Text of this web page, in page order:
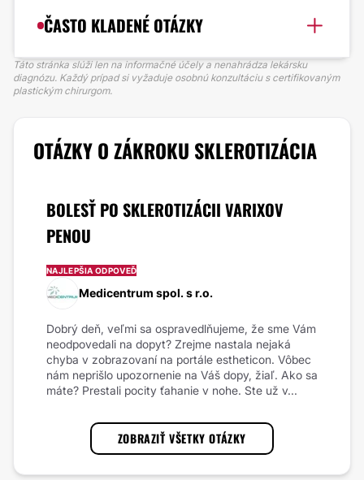
ČASTO KLADENÉ OTÁZKY
Táto stránka slúži len na informačné účely a nenahrádza lekársku
diagnózu. Každý prípad si vyžaduje osobnú konzultáciu s certifikovaným
plastickým chirurgom.
OTÁZKY O ZÁKROKU SKLEROTIZÁCIA
BOLESŤ PO SKLEROTIZÁCII VARIXOV
PENOU
NAJLEPŠIA ODPOVEĎ
Medicentrum spol. s r.o.
Dobrý deň, veľmi sa ospravedlňujeme, že sme Vám
neodpovedali na dopyt? Zrejme nastala nejaká
chyba v zobrazovaní na portále estheticon. Vôbec
nám neprišlo upozornenie na Váš dopy, žiaľ. Ako sa
máte? Prestali pocity ťahanie v nohe. Ste už v...
ZOBRAZIŤ VŠETKY OTÁZKY